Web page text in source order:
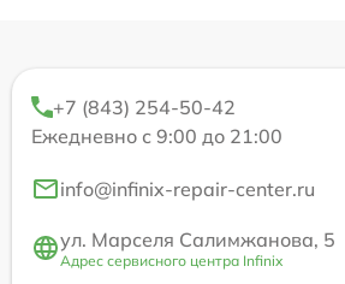
+7 (843) 254-50-42
Ежедневно с 9:00 до 21:00
info@infinix-repair-center.ru
ул. Марселя Салимжанова, 5
Адрес сервисного центра Infinix